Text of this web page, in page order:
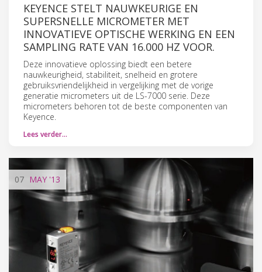
KEYENCE STELT NAUWKEURIGE EN
SUPERSNELLE MICROMETER MET
INNOVATIEVE OPTISCHE WERKING EN EEN
SAMPLING RATE VAN 16.000 HZ VOOR.
Deze innovatieve oplossing biedt een betere
nauwkeurigheid, stabiliteit, snelheid en grotere
gebruiksvriendelijkheid in vergelijking met de vorige
generatie micrometers uit de LS-7000 serie. Deze
micrometers behoren tot de beste componenten van
Keyence.
Lees verder…
07 MAY '13